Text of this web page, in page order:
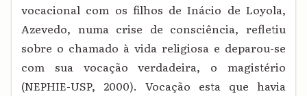
vocacional com os filhos de Inácio de Loyola,
Azevedo, numa crise de consciência, refletiu
sobre o chamado à vida religiosa e deparou-se
com sua vocação verdadeira, o magistério
(NEPHIE-USP, 2000). Vocação esta que havia